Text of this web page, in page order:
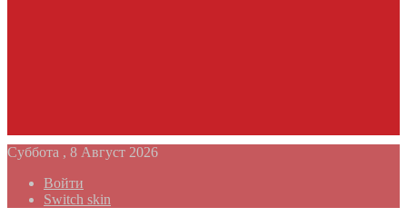
Суббота , 8 Август 2026
Войти
Switch skin